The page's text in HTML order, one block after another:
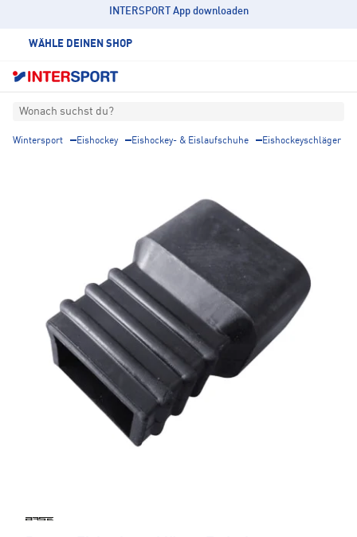
INTERSPORT App downloaden
WÄHLE DEINEN SHOP
Wonach suchst du?
Wintersport Eishockey Eishockey- & Eislaufschuhe Eishockeyschläger